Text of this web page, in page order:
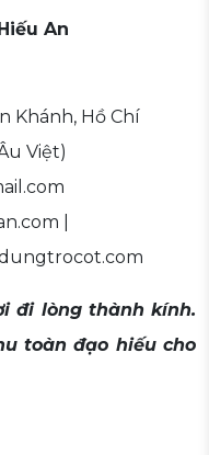
An
Khánh, Hồ Chí
Việt)
|
đi lòng thành kính.
toàn đạo hiếu cho